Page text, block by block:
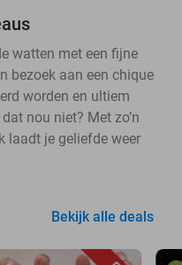
watten met een fijne
bezoek aan een chique
worden en ultiem
nou niet? Met zo’n
laadt je geliefde weer
Bekijk alle deals